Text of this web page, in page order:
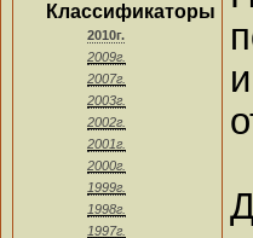
Классификаторы
2010г.
2009г.
2007г.
2003г.
2002г.
2001г.
2000г.
1999г.
1998г.
1997г.